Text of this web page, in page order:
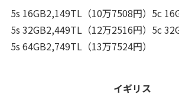
5s 16GB2,149TL（10万7508円） 5c
5s 32GB2,449TL（12万2516円） 5c
5s 64GB2,749TL（13万7524円）
イギリス